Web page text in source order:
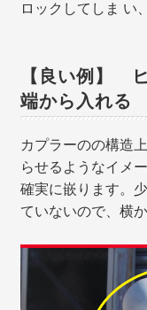
ロックしてしま い
【良い例】
端から入れる
カプラーのの構造
らせるようなイメ
確実に嵌ります。
ていないので、横